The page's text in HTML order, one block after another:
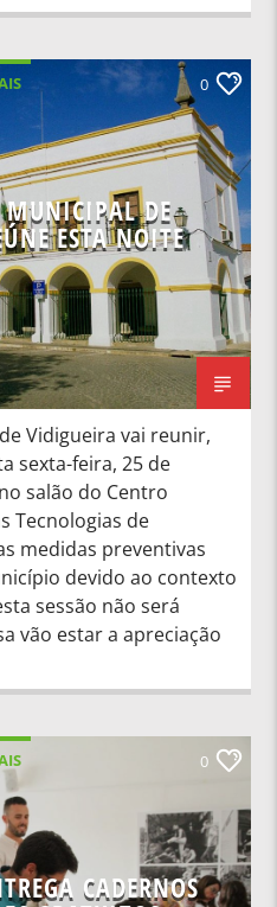
0
MUNICIPAL DE
ESTA NOITE
Vidigueira vai reunir,
sexta-feira, 25 de
salão do Centro
Tecnologias de
medidas preventivas
devido ao contexto
sessão não será
vão estar a apreciação
0
CADERNOS